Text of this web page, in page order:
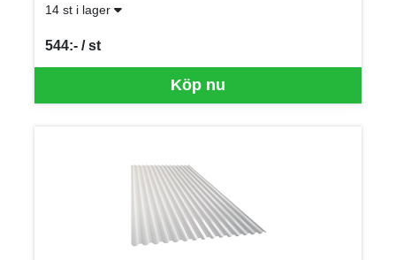
14 st i lager
Köp nu
544:- / st
SEK per ST